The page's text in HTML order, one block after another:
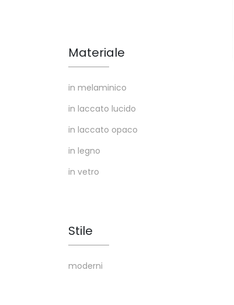
Materiale
in melaminico
in laccato lucido
in laccato opaco
in legno
in vetro
Stile
moderni